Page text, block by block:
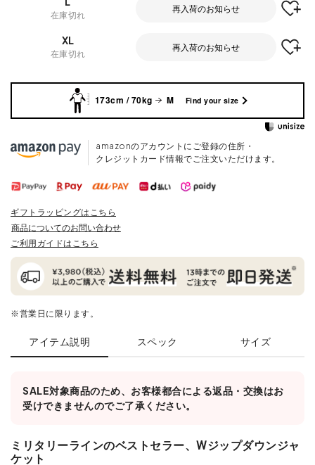
在庫切れ
再入荷のお知らせ
XL
在庫切れ
再入荷のお知らせ
173cm / 70kg M Find your size
amazonのアカウントにご登録の住所・
クレジットカード情報でご注文いただけます。
ギフトラッピングはこちら
商品についてのお問い合わせ
ご利用ガイドはこちら
※営業日に限ります。
アイテム説明 スペック サイズ
SALE対象商品のため、お客様都合による返品・交換はお
受けできませんのでご了承ください。
ミリタリーラインのベストセラー、Wジップダウンジャ
ケット